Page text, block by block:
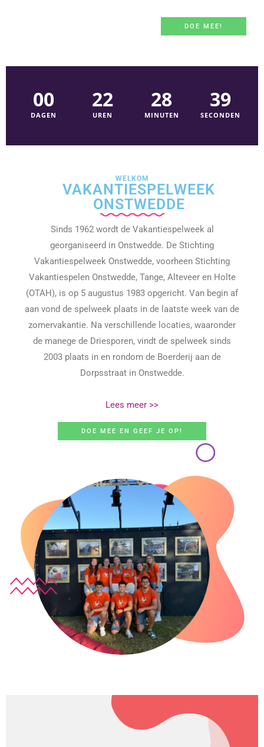
DOE MEE!
00
DAGEN
22
UREN
28
MINUTEN
38
SECONDEN
WELKOM
VAKANTIESPELWEEK
ONSTWEDDE
Sinds 1962 wordt de Vakantiespelweek al
georganiseerd in Onstwedde. De Stichting
Vakantiespelweek Onstwedde, voorheen Stichting
Vakantiespelen Onstwedde, Tange, Alteveer en Holte
(OTAH), is op 5 augustus 1983 opgericht. Van begin af
aan vond de spelweek plaats in de laatste week van de
zomervakantie. Na verschillende locaties, waaronder
de manege de Driesporen, vindt de spelweek sinds
2003 plaats in en rondom de Boerderij aan de
Dorpsstraat in Onstwedde.
Lees meer >>
DOE MEE EN GEEF JE OP!